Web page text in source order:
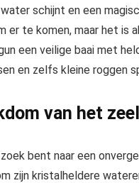
schijnt en een
er te komen, maar het is
een veilige baai met
en zelfs kleine roggen
van het
bent naar een
zijn kristalheldere